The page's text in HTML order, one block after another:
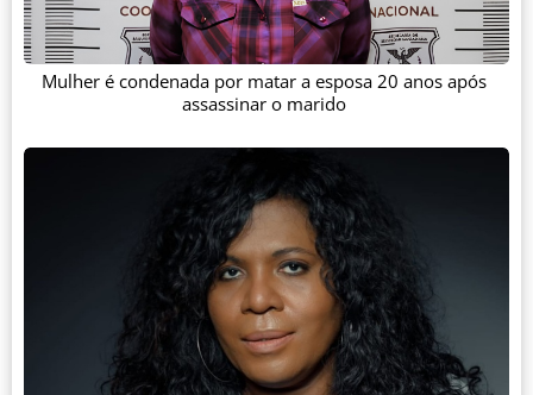
Mulher é condenada por matar a esposa 20 anos após
assassinar o marido